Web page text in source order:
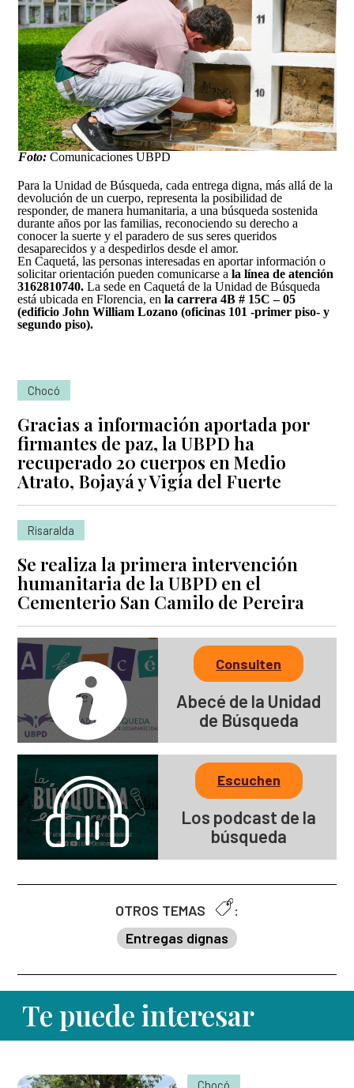
Foto:Comunicaciones UBPD
Para la Unidad de Búsqueda, cada entrega digna, más allá de la
devolución de un cuerpo, representa la posibilidad de
responder, de manera humanitaria, a una búsqueda sostenida
durante años por las familias, reconociendo su derecho a
conocer la suerte y el paradero de sus seres queridos
desaparecidos y a despedirlos desde el amor.
En Caquetá, las personas interesadas en aportar información o
solicitar orientación pueden comunicarse ala línea de atención
3162810740.La sede en Caquetá de la Unidad de Búsqueda
está ubicada en Florencia, enla carrera 4B # 15C – 05
(edificio John William Lozano (oficinas 101 -primer piso- y
segundo piso).
Chocó
Gracias a información aportada por
firmantes de paz, la UBPD ha
recuperado 20 cuerpos en Medio
Atrato, Bojayá y Vigía del Fuerte
Risaralda
Se realiza la primera intervención
humanitaria de la UBPD en el
Cementerio San Camilo de Pereira
Consulten
Abecé de la Unidad
de Búsqueda
Escuchen
Los podcast de la
búsqueda
OTROS TEMAS
:
Entregas dignas
Te puede interesar
Chocó